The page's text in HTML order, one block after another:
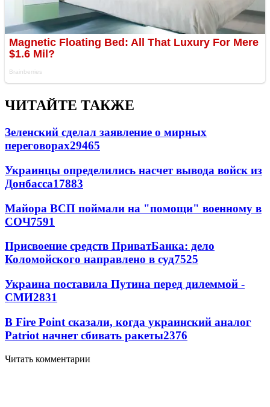
ЧИТАЙТЕ ТАКЖЕ
Зеленский сделал заявление о мирных
переговорах29465
Украинцы определились насчет вывода войск из
Донбасса17883
Майора ВСП поймали на "помощи" военному в
СОЧ7591
Присвоение средств ПриватБанка: дело
Коломойского направлено в суд7525
Украина поставила Путина перед дилеммой -
СМИ2831
В Fire Point сказали, когда украинский аналог
Patriot начнет сбивать ракеты2376
Читать комментарии